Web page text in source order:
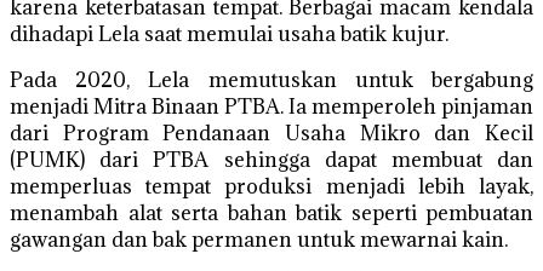
karena keterbatasan tempat. Berbagai macam kendala
dihadapi Lela saat memulai usaha batik kujur.
Pada 2020, Lela memutuskan untuk bergabung
menjadi Mitra Binaan PTBA. Ia memperoleh pinjaman
dari Program Pendanaan Usaha Mikro dan Kecil
(PUMK) dari PTBA sehingga dapat membuat dan
memperluas tempat produksi menjadi lebih layak,
menambah alat serta bahan batik seperti pembuatan
gawangan dan bak permanen untuk mewarnai kain.